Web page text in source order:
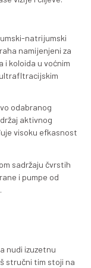
zadovolje
sokova. U
omogućavaju
u moštu prije
i finalno
mora
vode zagrijane
pronađite u
kapacitet
doziranja
sa ciljem
način.